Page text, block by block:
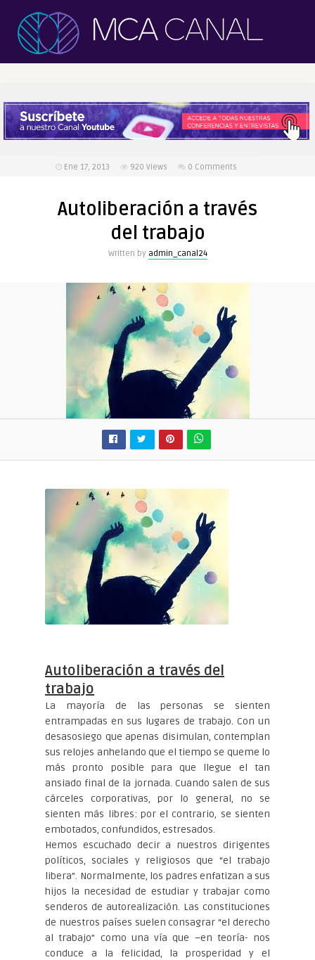
Ene 17, 2013 920 Views 0 Comments
Autoliberación a través
del trabajo
Written by admin_canal24
Autoliberación a través del
trabajo
La mayoría de las personas se sienten
entrampadas en sus lugares de trabajo. Con un
desasosiego que apenas disimulan, contemplan
sus relojes anhelando que el tiempo se queme lo
más pronto posible para que llegue el tan
ansiado final de la jornada. Cuando salen de sus
cárceles corporativas, por lo general, no se
sienten más libres: por el contrario, se sienten
embotados, confundidos, estresados.
Hemos escuchado decir a nuestros dirigentes
políticos, sociales y religiosos que “el trabajo
libera”. Normalmente, los padres enfatizan a sus
hijos la necesidad de estudiar y trabajar como
senderos de autorealización. Las constituciones
de nuestros países suelen consagrar “el derecho
al trabajo” como una vía que –en teoría- nos
conduce a la felicidad, la prosperidad y el